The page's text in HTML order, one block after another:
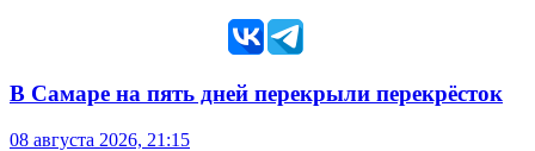
В Самаре на пять дней перекрыли перекрёсток
08 августа 2026, 21:15